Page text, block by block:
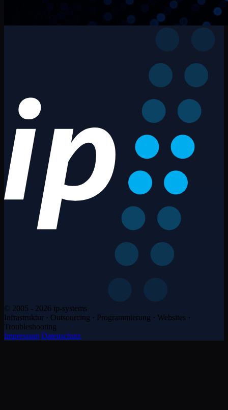
© 2005 - 2026 ip-systems
Infrastruktur · Outsourcing · Programmierung · Websites ·
Troubleshooting
Impressum Datenschutz